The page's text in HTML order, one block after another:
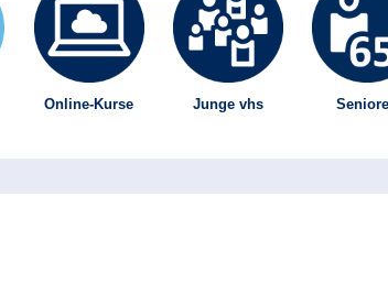
Online-Kurse Junge vhs